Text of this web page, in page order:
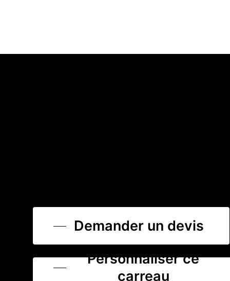
Demander un devis
Personnaliser ce
carreau